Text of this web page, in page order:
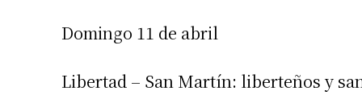
Domingo 11 de abril
Libertad – San Martín: liberteños y